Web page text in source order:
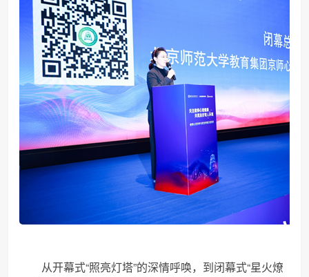
从开幕式“照亮灯塔”的深情呼唤，到闭幕式“星火燎